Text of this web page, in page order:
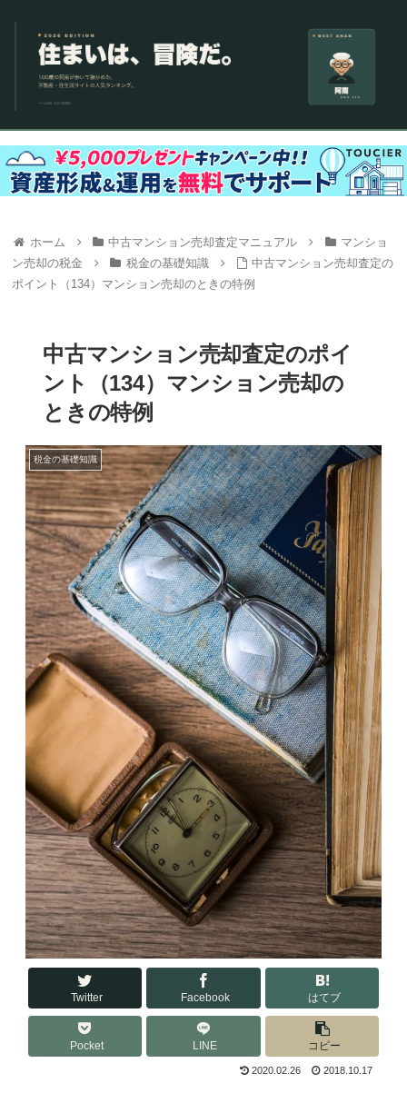
ホーム 中古マンション売却査定マニュアル
マンショ
ン売却の税金
税金の基礎知識
中古マンション売却査定の
ポイント（134）マンション売却のときの特例
中古マンション売却査定のポイ
ント（134）マンション売却の
ときの特例
税金の基礎知識
Twitter Facebook はてブ
Pocket LINE コピー
2020.02.26 2018.10.17